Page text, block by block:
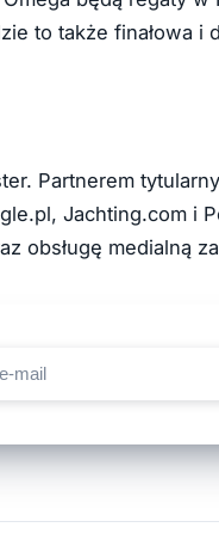
to także finałowa i
Partnerem
Jachting.com i
obsługę medialną